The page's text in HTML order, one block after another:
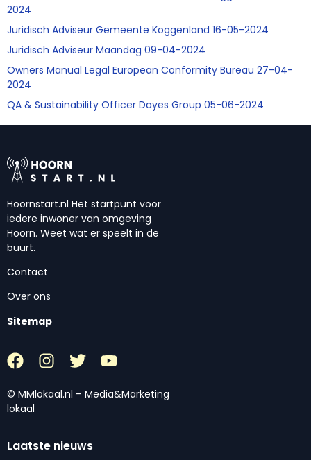
2024
Juridisch Adviseur Gemeente Koggenland 16-05-2024
Juridisch Adviseur Maandag 09-04-2024
Owners Manual Legal European Conformity Bureau 27-04-
2024
QA & Sustainability Officer Dayes Group 05-06-2024
Hoornstart.nl Het startpunt voor
iedere inwoner van omgeving
Hoorn. Weet wat er speelt in de
buurt.
Contact
Over ons
Sitemap
© MMlokaal.nl – Media&Marketing
lokaal
Laatste nieuws